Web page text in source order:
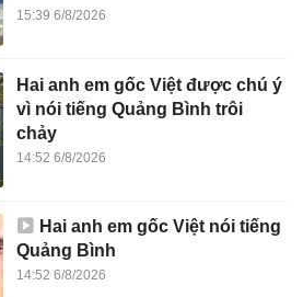
15:39 6/8/2026
Hai anh em gốc Việt được chú ý
vì nói tiếng Quảng Bình trôi
chảy
14:52 6/8/2026
Hai anh em gốc Việt nói tiếng
Quảng Bình
14:52 6/8/2026